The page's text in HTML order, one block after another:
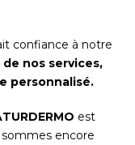
confiance à notre
nos services,
personnalisé.
est
encore